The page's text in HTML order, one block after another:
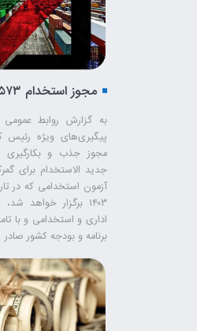
به گزارش روابط عمومی
پیگیری‌های ویژه رئیس
جدید الاستخدام برای
۱۴۰۳ برگزار خواهد
اداری و استخدامی و با
برنامه و بودجه کشور